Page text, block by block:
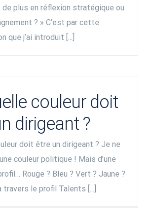
plus en réflexion stratégique ou
? » C’est par cette
que j’ai introduit [...]
couleur doit
dirigeant ?
doit être un dirigeant ? Je ne
couleur politique ! Mais d’une
Rouge ? Bleu ? Vert ? Jaune ?
travers le profil Talents [...]